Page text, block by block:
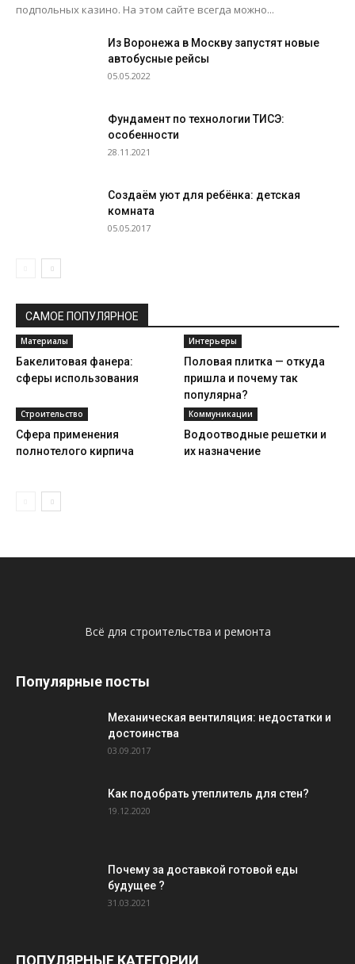
подпольных казино. На этом сайте всегда можно...
Из Воронежа в Москву запустят новые
автобусные рейсы
05.05.2022
Фундамент по технологии ТИСЭ:
особенности
28.11.2021
Создаём уют для ребёнка: детская
комната
05.05.2017
САМОЕ ПОПУЛЯРНОЕ
Материалы
Бакелитовая фанера:
сферы использования
Интерьеры
Половая плитка — откуда
пришла и почему так
популярна?
Строительство
Сфера применения
полнотелого кирпича
Коммуникации
Водоотводные решетки и
их назначение
Всё для строительства и ремонта
Популярные посты
Механическая вентиляция: недостатки и
достоинства
03.09.2017
Как подобрать утеплитель для стен?
19.12.2020
Почему за доставкой готовой еды
будущее ?
31.03.2021
ПОПУЛЯРНЫЕ КАТЕГОРИИ